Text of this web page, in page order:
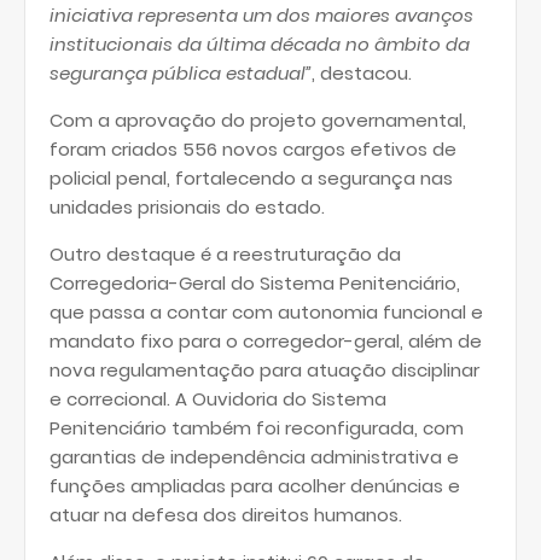
iniciativa representa um dos maiores avanços
institucionais da última década no âmbito da
segurança pública estadual”, destacou.
Com a aprovação do projeto governamental,
foram criados 556 novos cargos efetivos de
policial penal, fortalecendo a segurança nas
unidades prisionais do estado.
Outro destaque é a reestruturação da
Corregedoria-Geral do Sistema Penitenciário,
que passa a contar com autonomia funcional e
mandato fixo para o corregedor-geral, além de
nova regulamentação para atuação disciplinar
e correcional. A Ouvidoria do Sistema
Penitenciário também foi reconfigurada, com
garantias de independência administrativa e
funções ampliadas para acolher denúncias e
atuar na defesa dos direitos humanos.